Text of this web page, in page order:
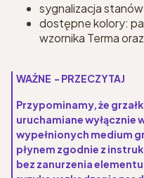
sygnalizacja
dostępne kolory:
wzornika Terma
WAŻNE - PRZECZYTAJ
Przypominamy, że
uruchamiane wyłącznie
wypełnionych medium
płynem zgodnie z
bez zanurzenia